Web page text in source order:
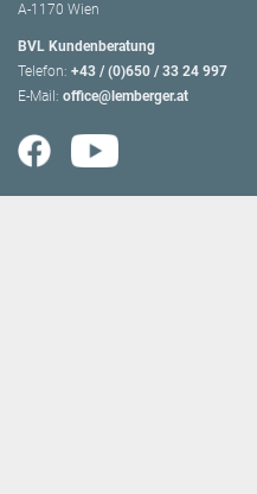
A-1170 Wien
BVL Kundenberatung
Telefon: +43 / (0)650 / 33 24 997
E-Mail: office@lemberger.at